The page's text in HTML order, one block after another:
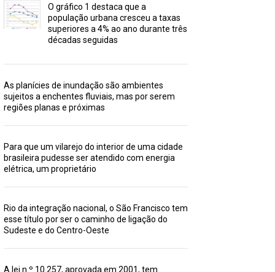
O gráfico 1 destaca que a
população urbana cresceu a taxas
superiores a 4% ao ano durante três
décadas seguidas
As planícies de inundação são ambientes
sujeitos a enchentes fluviais, mas por serem
regiões planas e próximas
Para que um vilarejo do interior de uma cidade
brasileira pudesse ser atendido com energia
elétrica, um proprietário
Rio da integração nacional, o São Francisco tem
esse título por ser o caminho de ligação do
Sudeste e do Centro-Oeste
A lei n.º 10.257, aprovada em 2001, tem